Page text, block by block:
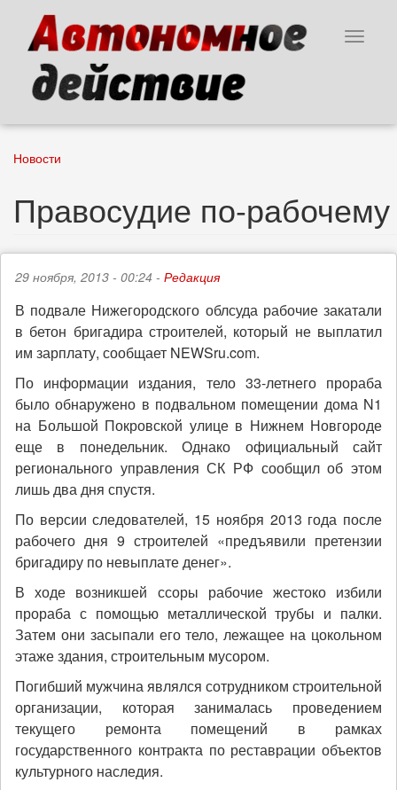
основному
содержанию
Toggle
Новости
Правосудие по-рабочему
29 ноября, 2013 - 00:24 - Редакция
В подвале Нижегородского облсуда рабочие закатали
в бетон бригадира строителей, который не выплатил
им зарплату, сообщает NEWSru.com.
По информации издания, тело 33-летнего прораба
было обнаружено в подвальном помещении дома N1
на Большой Покровской улице в Нижнем Новгороде
еще в понедельник. Однако официальный сайт
регионального управления СК РФ сообщил об этом
лишь два дня спустя.
По версии следователей, 15 ноября 2013 года после
рабочего дня 9 строителей «предъявили претензии
бригадиру по невыплате денег».
В ходе возникшей ссоры рабочие жестоко избили
прораба с помощью металлической трубы и палки.
Затем они засыпали его тело, лежащее на цокольном
этаже здания, строительным мусором.
Погибший мужчина являлся сотрудником строительной
организации, которая занималась проведением
текущего ремонта помещений в рамках
государственного контракта по реставрации объектов
культурного наследия.